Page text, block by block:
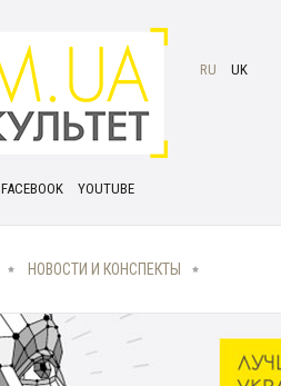
FACEBOOK YOUTUBE
RU UK
НОВОСТИ И КОНСПЕКТЫ